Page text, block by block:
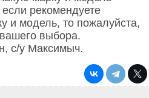
рекомендуете
и модель, то пожалуйста,
выбора.
с/у Максимыч.